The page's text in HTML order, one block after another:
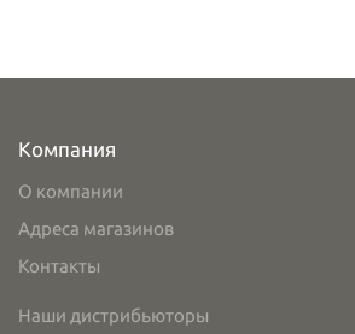
Компания
О компании
Адреса магазинов
Контакты
Наши дистрибьюторы